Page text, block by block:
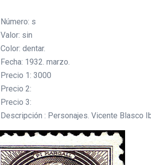
Número: s
Valor: sin
Color: dentar.
Fecha: 1932. marzo.
Precio 1: 3000
Precio 2:
Precio 3:
Descripción : Personajes. Vicente Blasco